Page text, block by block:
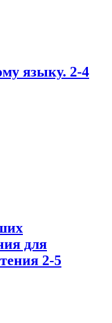
языку. 2-4
для
2-5